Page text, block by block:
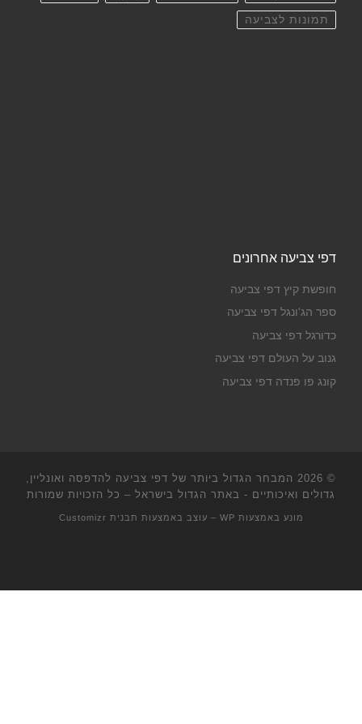
תמונות לצביעה
דפי צביעה אחרונים
חופשת קיץ דפי צביעה
ספר הג'ונגל דפי צביעה
כדורגל דפי צביעה
גנוב על העולם דפי צביעה
קונג פו פנדה דפי צביעה
© 2026
המבחר הגדול ביותר של דפי צביעה להדפסה ואונליין,
גדולים ואיכותיים - באתר הגדול בישראל – כל הזכויות שמורות
מונע באמצעות WP – עוצב באמצעות תבנית Customizr